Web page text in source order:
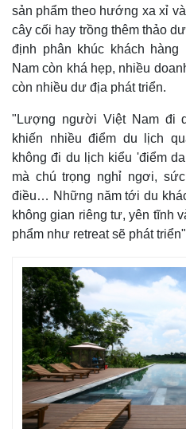
Bóng đá
Lịch thi đấu bóng đá
Thế giới thể thao
eSports
Hậu trường
sản phẩm theo hướng xa xỉ
cây cối hay trồng thêm thảo
định phân khúc khách
Nam còn khá hẹp, nhiều
còn nhiều dư địa phát triển.
"Lượng người Việt Nam đi
khiến nhiều điểm du lịch
không đi du lịch kiểu 'điểm
mà chú trọng nghỉ ngơi,
điều… Những năm tới du
không gian riêng tư, yên tĩnh
phẩm như retreat sẽ phát